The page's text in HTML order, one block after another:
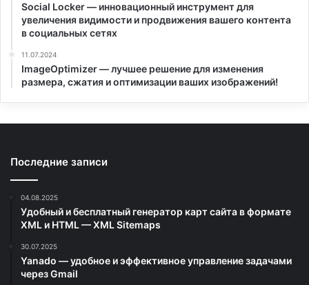
Social Locker — инновационный инструмент для
увеличения видимости и продвижения вашего контента
в социальных сетях
11.07.2024
ImageOptimizer — лучшее решение для изменения
размера, сжатия и оптимизации ваших изображений!
Последние записи
04.08.2025
Удобный и бесплатный генератор карт сайта в формате
XML и HTML — XML Sitemaps
30.07.2025
Yanado — удобное и эффективное управление задачами
через Gmail